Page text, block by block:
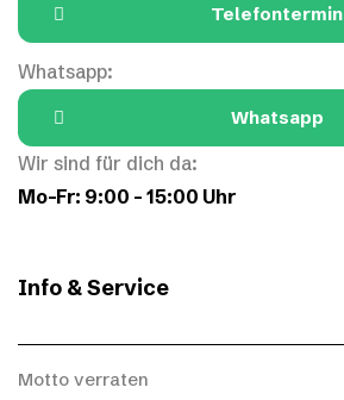
Telefontermin
Whatsapp:
Whatsapp
Wir sind für dich da:
Mo–Fr: 9:00 – 15:00 Uhr
Info & Service
Motto verraten